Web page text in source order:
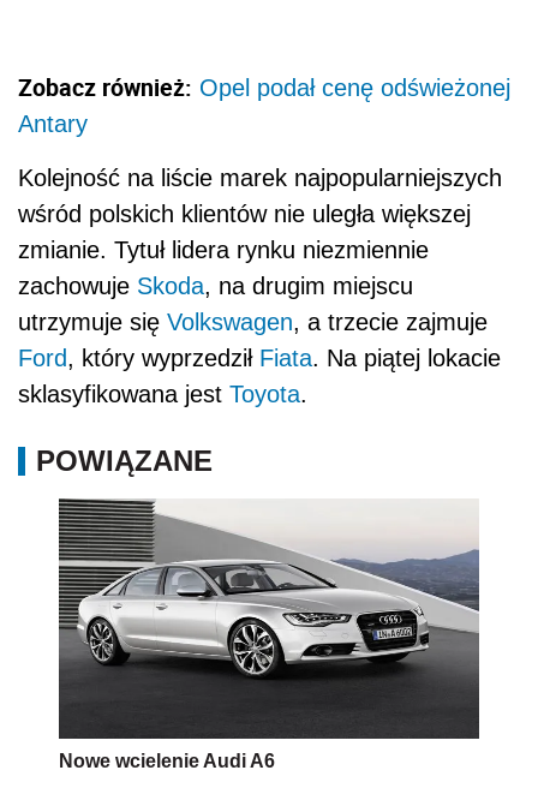
Zobacz również: Opel podał cenę odświeżonej
Antary
Kolejność na liście marek najpopularniejszych
wśród polskich klientów nie uległa większej
zmianie. Tytuł lidera rynku niezmiennie
zachowuje Skoda, na drugim miejscu
utrzymuje się Volkswagen, a trzecie zajmuje
Ford, który wyprzedził Fiata. Na piątej lokacie
sklasyfikowana jest Toyota.
POWIĄZANE
Nowe wcielenie Audi A6